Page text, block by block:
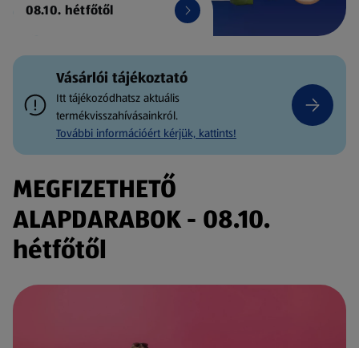
08.10. hétfőtől
Vásárlói tájékoztató
Itt tájékozódhatsz aktuális
termékvisszahívásainkról.
További információért kérjük, kattints!
MEGFIZETHETŐ
ALAPDARABOK - 08.10.
hétfőtől